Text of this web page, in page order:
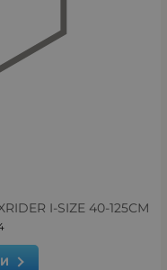
I-SIZE 40-125СМ